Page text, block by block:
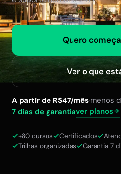
Quero
Ver o que
A partir de R$47/mês·menos
7 dias de garantiaver planos
+80 cursos Certificados
Trilhas organizadas
Garantia 7